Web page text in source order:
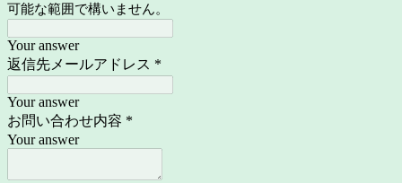
可能な範囲で構いません。
Your answer
返信先メールアドレス *
Your answer
お問い合わせ内容 *
Your answer